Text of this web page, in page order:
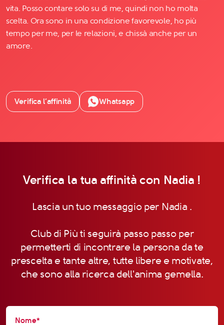
vita. Posso contare solo su di me, quindi non ho molta
scelta. Ora sono in una condizione favorevole, ho più
tempo per me, per le relazioni, e chissà anche per un
amore.
Verifica l’affinità Whatsapp
Verifica la tua affinità con Nadia !
Lascia un tuo messaggio per Nadia .
Club di Più ti seguirà passo passo per
permetterti di incontrare la persona da te
prescelta e tante altre, tutte libere e motivate,
che sono alla ricerca dell'anima gemella.